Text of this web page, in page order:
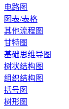
电路图
图表/表格
其他流程图
甘特图
基础思维导图
树状结构图
组织结构图
括号图
树形图